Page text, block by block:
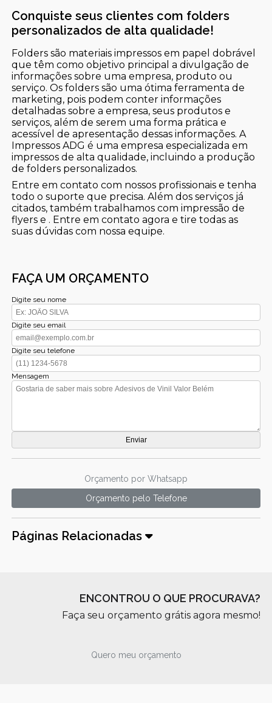
Conquiste seus clientes com folders
personalizados de alta qualidade!
Folders são materiais impressos em papel dobrável
que têm como objetivo principal a divulgação de
informações sobre uma empresa, produto ou
serviço. Os folders são uma ótima ferramenta de
marketing, pois podem conter informações
detalhadas sobre a empresa, seus produtos e
serviços, além de serem uma forma prática e
acessível de apresentação dessas informações. A
Impressos ADG é uma empresa especializada em
impressos de alta qualidade, incluindo a produção
de folders personalizados.
Entre em contato com nossos profissionais e tenha
todo o suporte que precisa. Além dos serviços já
citados, também trabalhamos com impressão de
flyers e . Entre em contato agora e tire todas as
suas dúvidas com nossa equipe.
FAÇA UM ORÇAMENTO
Digite seu nome
Digite seu email
Digite seu telefone
Mensagem
Orçamento por Whatsapp
Orçamento pelo Telefone
Páginas Relacionadas
ENCONTROU O QUE PROCURAVA?
Faça seu orçamento grátis agora mesmo!
Quero meu orçamento